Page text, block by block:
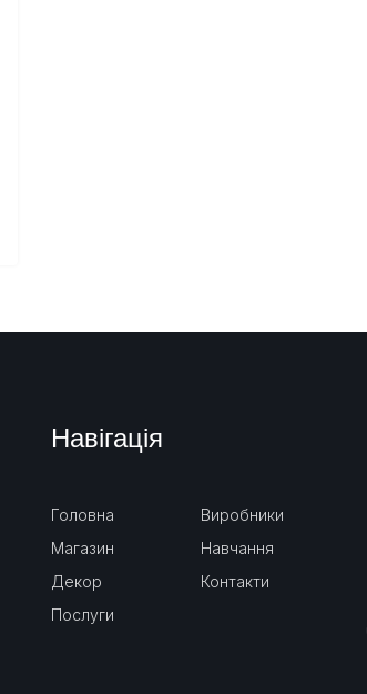
Навігація
Головна
Магазин
Декор
Послуги
Виробники
Навчання
Контакти